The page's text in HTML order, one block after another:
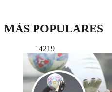
MÁS POPULARES
14219